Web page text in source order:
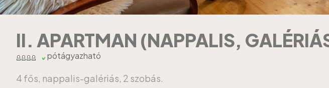
II. APARTMAN (NAPPALIS,
pótágyazható
4 fős, nappalis-galériás, 2 szobás.